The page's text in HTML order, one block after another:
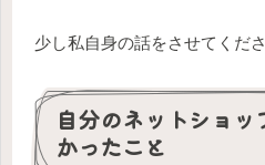
少し私自身の話をさせてくださ
自分のネットショ
かったこと